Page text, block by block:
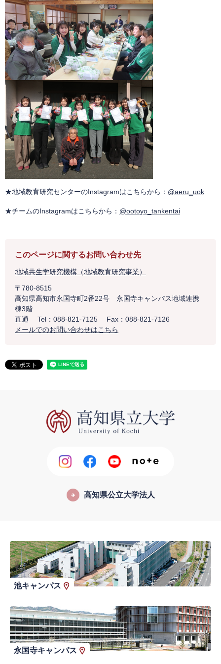
★地域教育研究センターのInstagramはこちらから： @aeru_uok
★チームのInstagramはこちらから： @ootoyo_tankentai
このページに関するお問い合わせ先
地域共生学研究機構（地域教育研究事業）
〒780-8515
高知県高知市永国寺町2番22号 永国寺キャンパス地域連携
棟3階
直通
Tel：088-821-7125
Fax：088-821-7126
メールでのお問い合わせはこちら
高知県公立大学法人
池キャンパス
永国寺キャンパス